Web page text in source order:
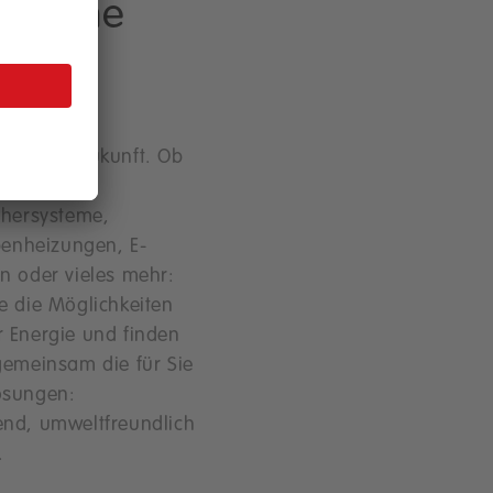
der Zukunft. Ob
E-
oder vieles mehr:
die Möglichkeiten
Energie und finden
die für Sie
umweltfreundlich